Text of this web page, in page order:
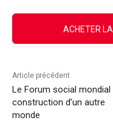
ACHETER
Article précédent
Le Forum social mondial
construction d’un autre
monde